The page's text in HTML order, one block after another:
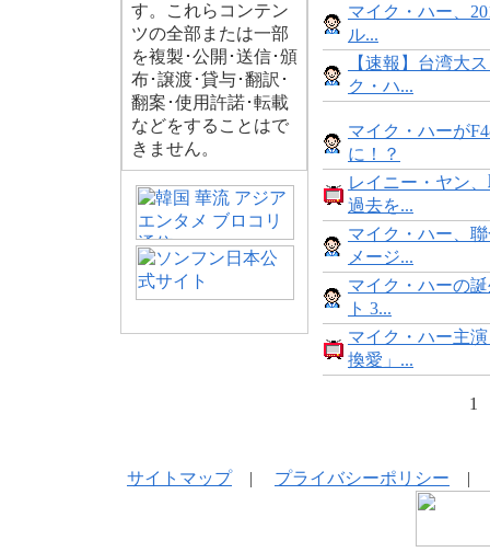
す。これらコンテン
ツの全部または一部
を複製･公開･送信･頒
布･譲渡･貸与･翻訳･
翻案･使用許諾･転載
などをすることはで
きません。
マイク・ハー、
ル...
【速報】台湾大
ク・ハ...
マイク・ハーが
に！？
レイニー・ヤン
過去を...
マイク・ハー、
メージ...
マイク・ハーの
ト 3...
マイク・ハー主
換愛」...
1
サイトマップ| プライバシーポリシー